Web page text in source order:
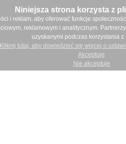
Niniejsza strona korzysta z
i reklam, aby oferować funkcje
reklamowym i analitycznym.
uzyskanymi podczas korzystania z
Kliknij tutaj, aby dowiedzieć się więcej o
Akceptuję
Nie akceptuje